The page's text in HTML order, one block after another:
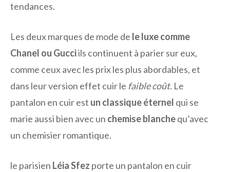
tendances.
Les deux marques de mode de le luxe comme
Chanel ou Gucciils continuent à parier sur eux,
comme ceux avec les prix les plus abordables, et
dans leur version effet cuir le faible coût. Le
pantalon en cuir est un classique éternel qui se
marie aussi bien avec un chemise blanchequ’avec
un chemisier romantique.
le parisien Léia Sfez porte un pantalon en cuir